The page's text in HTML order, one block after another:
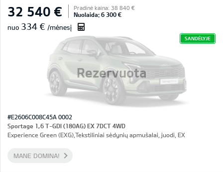
Rezervuota
32 540 € Pradinė kaina: 38 840 €
Nuolaida: 6 300 €
nuo 334 € /mėnesį
SANDĖLYJE
#E2606C008C45A 0002
Sportage 1,6 T-GDI (180AG) EX 7DCT 4WD
Experience Green (EXG),Tekstiliniai sėdynių apmušalai, juodi, EX
MANE DOMINA!